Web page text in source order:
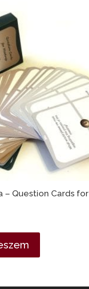
– Question Cards for